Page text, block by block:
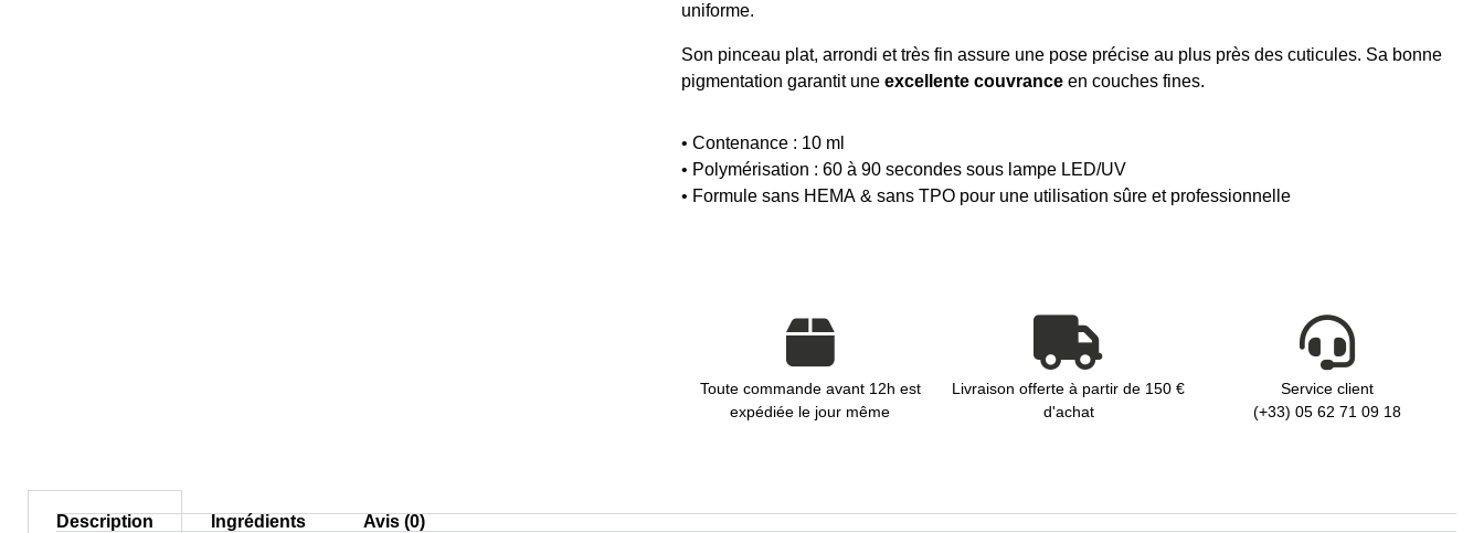
uniforme.
Son pinceau plat, arrondi et très fin assure une pose précise au plus près des cuticules. Sa bonne
pigmentation garantit une excellente couvranceen couches fines.
• Contenance : 10 ml
• Polymérisation : 60 à 90 secondes sous lampe LED/UV
• Formule sans HEMA & sans TPO pour une utilisation sûre et professionnelle
Toute commande avant 12h est
expédiée le jour même
Livraison offerte à partir de 150 €
d'achat
Service client
(+33) 05 62 71 09 18
Description Ingrédients Avis (0)